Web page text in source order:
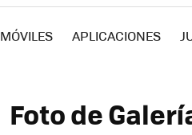
MÓVILES APLICACIONES
Foto de